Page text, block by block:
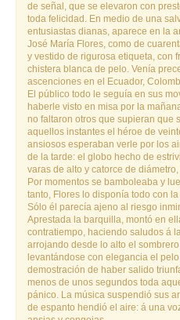
de señal, que se elevaron con
toda felicidad. En medio de una
entusiastas dianas, aparece en la
José María Flores, como de
y vestido de rigurosa etiqueta, con
chistera blanca de pelo. Venía
ascenciones en el Ecuador,
El público todo le seguía en sus
haberle visto en misa por la
no faltaron otros que supieran que
aquellos instantes el héroe de
ansiosos esperaban verle por los
de la tarde: el globo hecho de
varas de alto y catorce de
Por momentos se bamboleaba y
tanto, Flores lo disponía todo con
Sólo él parecía ajeno al riesgo
Aprestada la barquilla, montó en
contratiempo, haciendo saludos á
arrojando desde lo alto el
levantándose con elegancia el
demostración de haber salido
menos de unos segundos toda
pánico. La música suspendió sus
de espanto hendió el aire: á una